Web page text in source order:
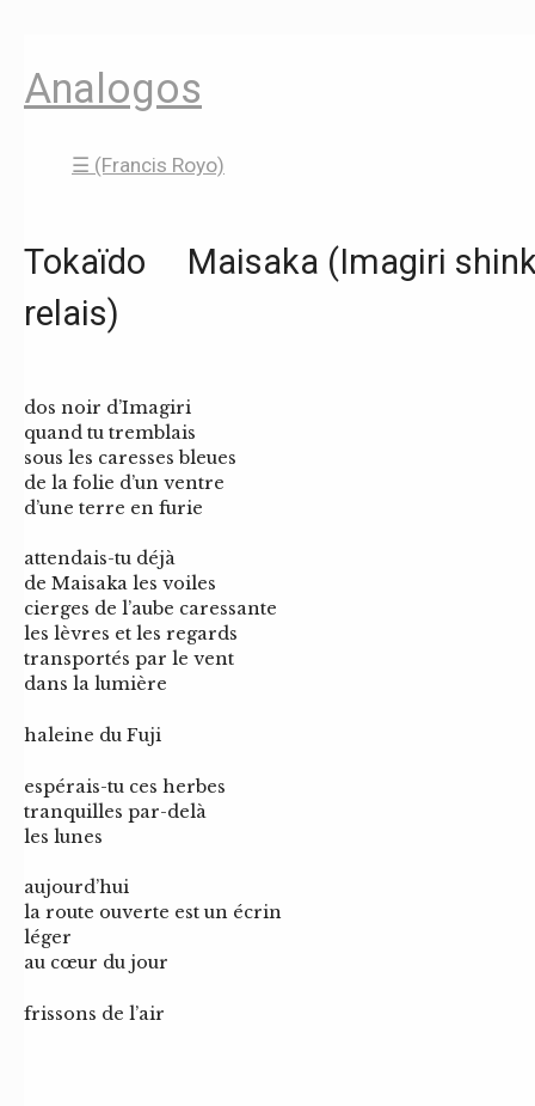
Analogos
☰ (Francis Royo)
Tokaïdo Maisaka (Imagiri
relais)
dos noir d’Imagiri
quand tu tremblais
sous les caresses bleues
de la folie d’un ventre
d’une terre en furie
attendais-tu déjà
de Maisaka les voiles
cierges de l’aube caressante
les lèvres et les regards
transportés par le vent
dans la lumière
haleine du Fuji
espérais-tu ces herbes
tranquilles par-delà
les lunes
aujourd’hui
la route ouverte est un écrin
léger
au cœur du jour
frissons de l’air